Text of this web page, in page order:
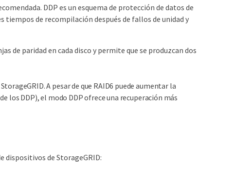
DDP es un esquema de protección de datos de
de recompilación después de fallos de unidad y
de paridad en cada disco y permite que se produzcan dos
A pesar de que RAID6 puede aumentar la
los DDP), el modo DDP ofrece una recuperación más
dispositivos de StorageGRID: